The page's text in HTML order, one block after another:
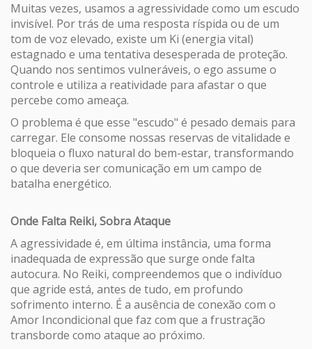
Muitas vezes, usamos a agressividade como um escudo
invisível. Por trás de uma resposta ríspida ou de um
tom de voz elevado, existe um Ki (energia vital)
estagnado e uma tentativa desesperada de proteção.
Quando nos sentimos vulneráveis, o ego assume o
controle e utiliza a reatividade para afastar o que
percebe como ameaça.
O problema é que esse "escudo" é pesado demais para
carregar. Ele consome nossas reservas de vitalidade e
bloqueia o fluxo natural do bem-estar, transformando
o que deveria ser comunicação em um campo de
batalha energético.
Onde Falta Reiki, Sobra Ataque
A agressividade é, em última instância, uma forma
inadequada de expressão que surge onde falta
autocura. No Reiki, compreendemos que o indivíduo
que agride está, antes de tudo, em profundo
sofrimento interno. É a ausência de conexão com o
Amor Incondicional que faz com que a frustração
transborde como ataque ao próximo.